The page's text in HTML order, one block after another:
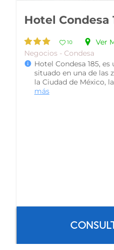
Hotel
10
Ver
Luna de Miel - Condesa
Hotel FlowSuites
viajeros trendy que
estancia prolongada
Ver más